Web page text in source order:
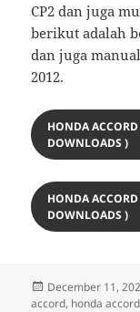
CP2 dan juga
berikut adalah
dan juga
2012.
HONDA
DOWNLOADS )
HONDA
DOWNLOADS )
Posted
on
December 11,
accord, honda